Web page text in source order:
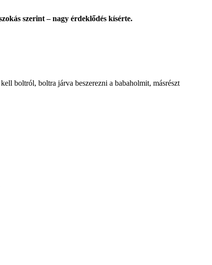
szerint – nagy érdeklődés kísérte.
boltról, boltra járva beszerezni a babaholmit, másrészt